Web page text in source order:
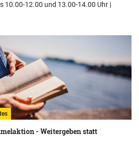
10.00-12.00 und 13.00-14.00 Uhr |
- Weitergeben statt